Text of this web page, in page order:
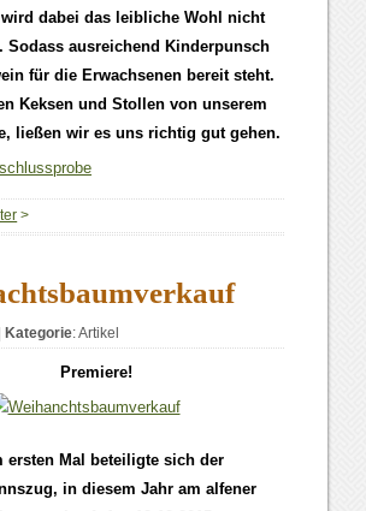
dabei das leibliche Wohl nicht
Sodass ausreichend Kinderpunsch
für die Erwachsenen bereit steht.
Keksen und Stollen von unserem
ließen wir es uns richtig gut gehen.
>
Kategorie:Artikel
Premiere!
ersten Mal beteiligte sich der
in diesem Jahr am alfener